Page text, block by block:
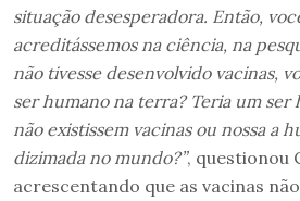
situação desesperadora. Então,
acreditássemos na ciência, na
não tivesse desenvolvido vacinas,
ser humano na terra? Teria um ser
não existissem vacinas ou nossa a
dizimada no mundo?”, questionou
acrescentando que as vacinas